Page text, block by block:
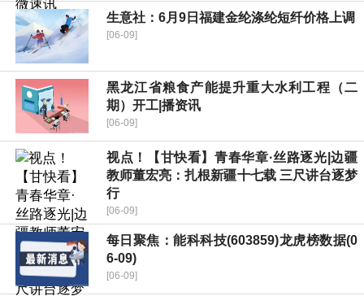
生意社：6月9日福建金纶涤纶短纤价格上调
[06-09]
黑龙江省粮食产能提升重大水利工程（二
期）开工|播资讯
[06-09]
视点！【甘快看】青春华章·丝路逐光|边疆
教师董宏亮：扎根新疆十七载 三尺讲台逐梦
行
[06-09]
每日聚焦：能科科技(603859)龙虎榜数据(0
6-09)
[06-09]